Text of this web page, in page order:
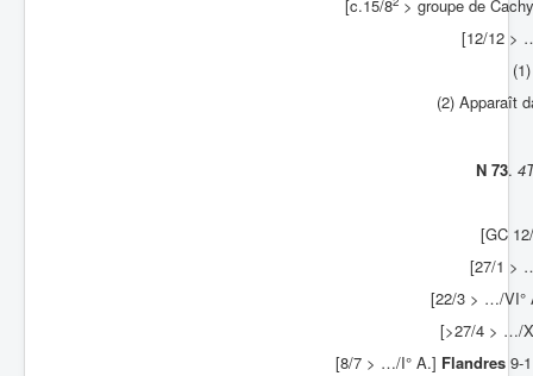
[c.15/8 > groupe de
[12/12 >
(2) Apparaît
N 73.
[GC
[27/1 >
[22/3 > …/VI°
[>27/4 > …/
[8/7 > …/I° A.] Flandres 9-